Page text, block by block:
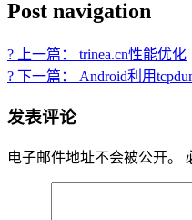
Post navigation
? 上一篇： trinea.cn性能优化
? 下一篇： Android利用
发表评论
电子邮件地址不会被公开。